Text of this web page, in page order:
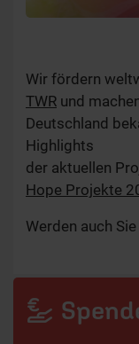
Wir fördern
TWR und
Deutschland
Highlights
der aktuellen
Hope Projekte
Werden auch